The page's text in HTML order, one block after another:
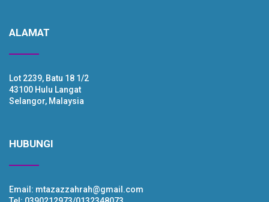
ALAMAT
Lot 2239, Batu 18 1/2
43100 Hulu Langat
Selangor, Malaysia
HUBUNGI
Email: mtazazzahrah@gmail.com